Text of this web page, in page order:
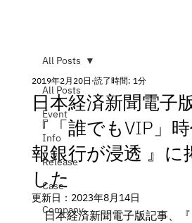
All Posts
Event
Info
Release
Case
Company
All Posts
日本経済新聞電子
『「誰でもVIP」
報銀行が浸透 』に
した
2019年2月20日 読了時間: 1分
更新日： 2023年8月14日
日本経済新聞電子版記事、『